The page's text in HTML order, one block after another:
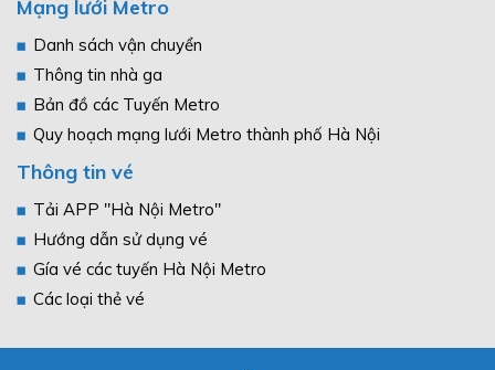
Mạng lưới Metro
Danh sách vận chuyển
Thông tin nhà ga
Bản đồ các Tuyến Metro
Quy hoạch mạng lưới Metro thành phố Hà Nội
Thông tin vé
Tải APP "Hà Nội Metro"
Hướng dẫn sử dụng vé
Gía vé các tuyến Hà Nội Metro
Các loại thẻ vé